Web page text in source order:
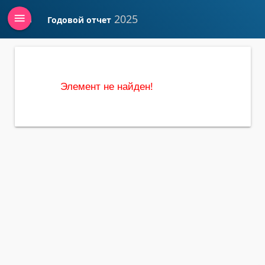
Войти Годовой отчет 2025
menu
Элемент не найден!